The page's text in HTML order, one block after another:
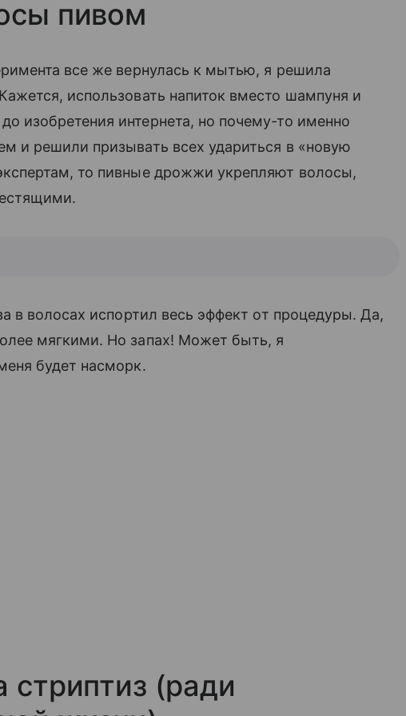
пивом
все же вернулась к мытью, я решила
использовать напиток вместо шампуня и
изобретения интернета, но почему-то именно
и решили призывать всех удариться в «новую
то пивные дрожжи укрепляют волосы,
в волосах испортил весь эффект от процедуры. Да,
мягкими. Но запах! Может быть, я
будет насморк.
стриптиз (ради